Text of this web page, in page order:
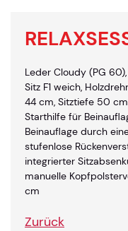
Leder Cloudy (PG
Sitz F1 weich,
44 cm, Sitztiefe 50
Starthilfe für
Beinauflage durch
stufenlose
integrierter
manuelle
cm
Zurück